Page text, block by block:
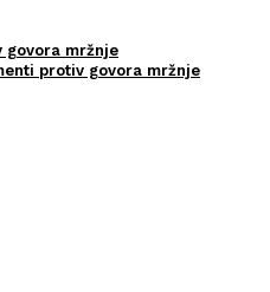
govora mržnje
protiv govora mržnje